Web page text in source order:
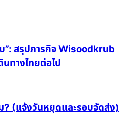
”: สรุปภารกิจ Wisoodkrub
ทางไทยต่อไป
(แจ้งวันหยุดและรอบจัดส่ง)